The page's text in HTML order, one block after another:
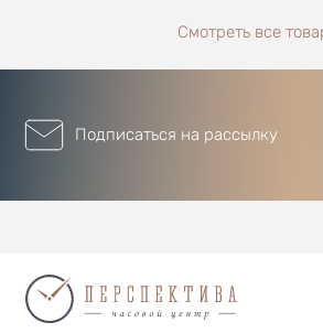
Смотреть все
Подписаться на рассылку